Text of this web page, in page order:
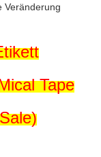
Veränderung
Tape